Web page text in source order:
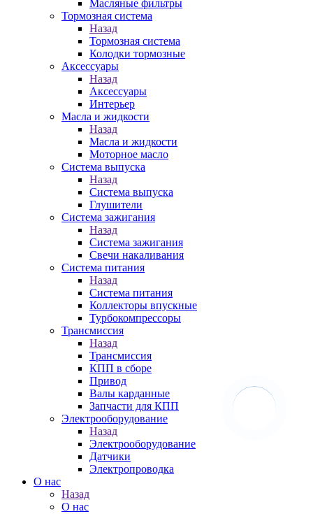
Масляные фильтры
Тормозная система
Назад
Тормозная система
Колодки тормозные
Аксессуары
Назад
Аксессуары
Интерьер
Масла и жидкости
Назад
Масла и жидкости
Моторное масло
Система выпуска
Назад
Система выпуска
Глушители
Система зажигания
Назад
Система зажигания
Свечи накаливания
Система питания
Назад
Система питания
Коллекторы впускные
Турбокомпрессоры
Трансмиссия
Назад
Трансмиссия
КПП в сборе
Привод
Валы карданные
Запчасти для КПП
Электрооборудование
Назад
Электрооборудование
Датчики
Электропроводка
О нас
Назад
О нас